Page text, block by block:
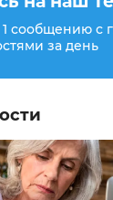
1 сообщению с
за день